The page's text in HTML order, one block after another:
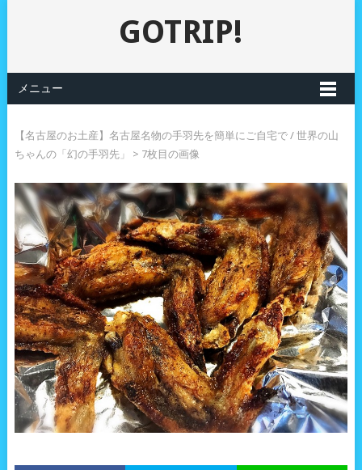
GOTRIP!
メニュー
【名古屋のお土産】名古屋名物の手羽先を簡単にご自宅で / 世界の山
ちゃんの「幻の手羽先」
> 7枚目の画像